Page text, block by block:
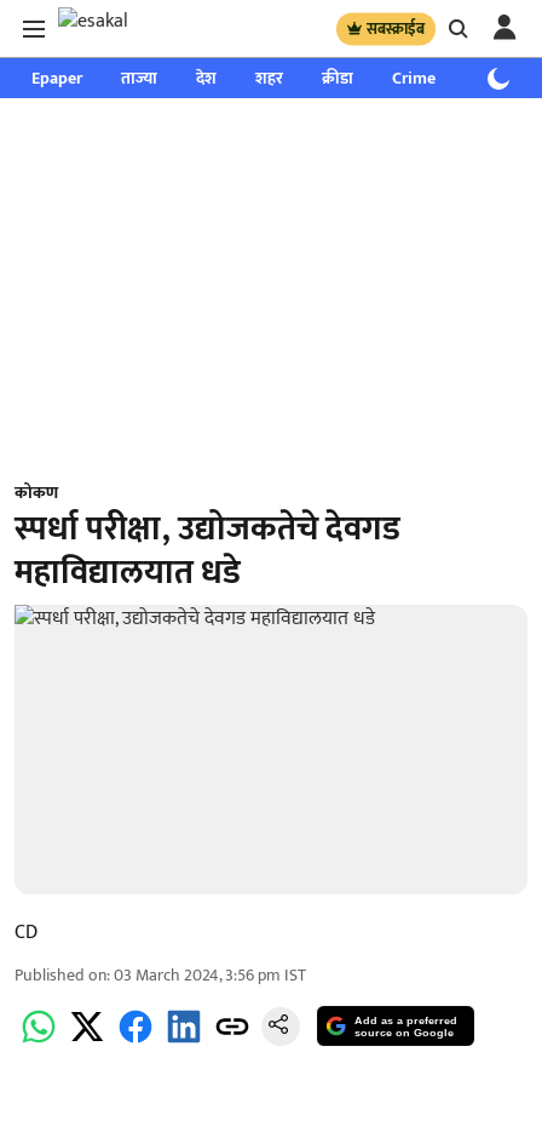
सबस्क्राईब
Epaper ताज्या देश शहर क्रीडा Crime साप्ताहिक
कोकण
स्पर्धा परीक्षा, उद्योजकतेचे देवगड
महाविद्यालयात धडे
CD
Published on:03 March 2024, 3:56 pm IST
Add as a preferred
source on Google